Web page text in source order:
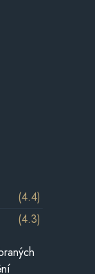
(4.4)
(4.3)